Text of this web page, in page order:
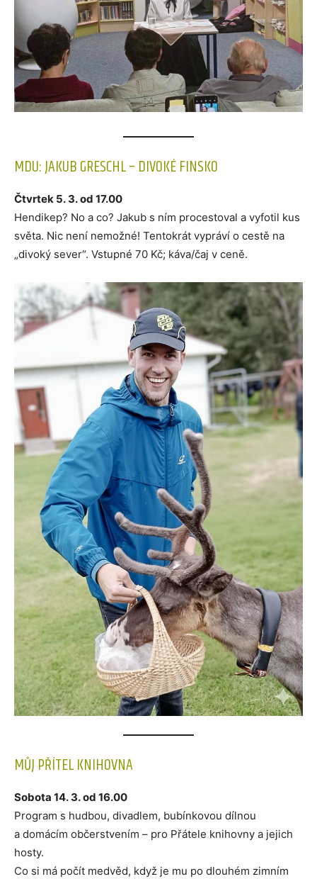
MDU: JAKUB GRESCHL – DIVOKÉ FINSKO
Čtvrtek 5. 3. od 17.00
Hendikep? No a co? Jakub s ním procestoval a vyfotil kus
světa. Nic není nemožné! Tentokrát vypráví o cestě na
„divoký sever“. Vstupné 70 Kč; káva/čaj v ceně.
MŮJ PŘÍTEL KNIHOVNA
Sobota 14. 3. od 16.00
Program s hudbou, divadlem, bubínkovou dílnou
a domácím občerstvením – pro Přátele knihovny a jejich
hosty.
Co si má počít medvěd, když je mu po dlouhém zimním